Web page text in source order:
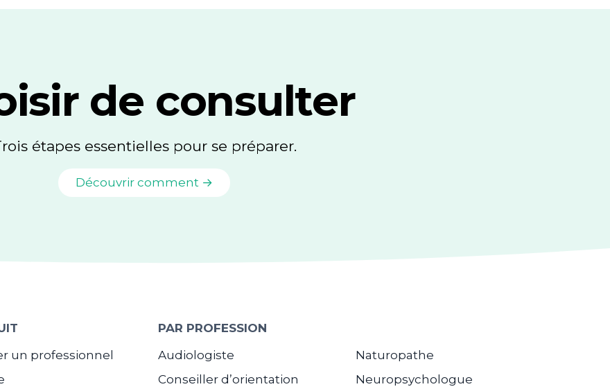
de consulter
étapes essentielles pour se préparer.
Découvrir comment →
un professionnel
PAR PROFESSION
Audiologiste
Conseiller d’orientation
Naturopathe
Neuropsychologue